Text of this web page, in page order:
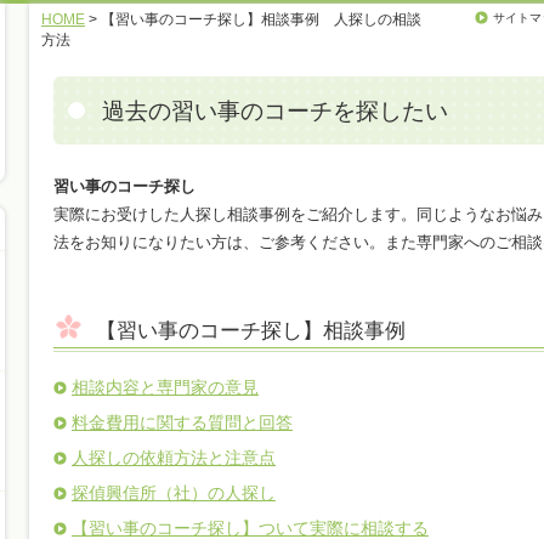
過去の習い事のコーチを探したい
習い事のコーチ探し
実際にお受けした人探し相談事例をご紹介します。同じようなお悩
法をお知りになりたい方は、ご参考ください。また専門家へのご相
【習い事のコーチ探し】相談事例
相談内容と専門家の意見
料金費用に関する質問と回答
人探しの依頼方法と注意点
探偵興信所（社）の人探し
【習い事のコーチ探し】ついて実際に相談する
HOME > 【習い事のコーチ探し】相談事例 人探しの相談
方法
サイトマ